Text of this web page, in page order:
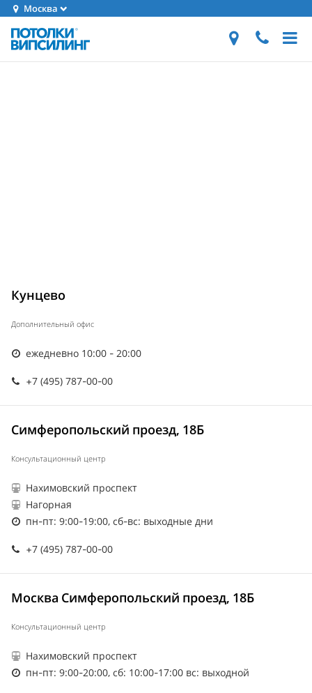
Москва
Кунцево
Дополнительный офис
ежедневно 10:00 - 20:00
+7 (495) 787-00-00
Симферопольский проезд, 18Б
Консультационный центр
Нахимовский проспект
Нагорная
пн-пт: 9:00-19:00, сб-вс: выходные дни
+7 (495) 787-00-00
Москва Симферопольский проезд, 18Б
Консультационный центр
Нахимовский проспект
пн-пт: 9:00-20:00, сб: 10:00-17:00 вс: выходной